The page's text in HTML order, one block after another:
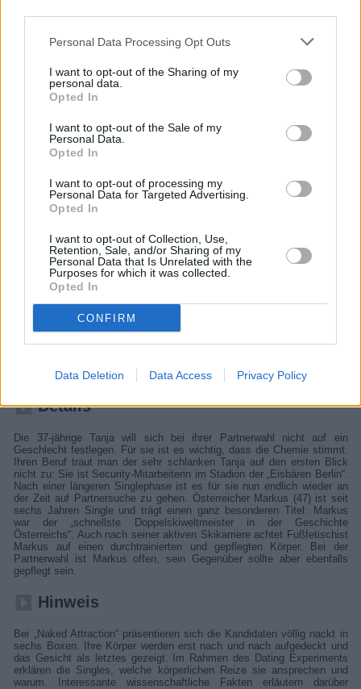
Personal Data Processing Opt Outs
I want to opt-out of the Sharing of my
personal data.
Opted In
I want to opt-out of the Sale of my
Personal Data.
Opted In
I want to opt-out of processing my
Personal Data for Targeted Advertising.
Opted In
I want to opt-out of Collection, Use,
Retention, Sale, and/or Sharing of my
Personal Data that Is Unrelated with the
Purposes for which it was collected.
Opted In
CONFIRM
Data Deletion Data Access Privacy Policy
Naked Attraction - Dating hautnah
Tanja und Markus (
Unterhaltung Dateshow
Übersicht
Suche nach der großen Liebe.
Details
Die 37-jährige Tanja will sich bei ihrer Partnerwahl nicht auf ein
Geschlecht festlegen. Für sie ist es wichtig, dass die Chemie stimmt.
Ihren Beruf traut man der sehr schlanken Tanja auf den ersten Blick
nicht zu: Sie ist Security-Mitarbeiterin im Stadion der „Eisbären Berlin“.
Nach einer längeren Singlephase ist es für sie nun endlich wieder an
der Zeit auf Partnersuche zu gehen. Österreicher Markus (47) ist seit
sechs Jahren Single und trägt einen ganz besonderen Titel: Markus
war der „schnellste Doppelskiweltmeister in der Geschichte
Österreichs“. Auch nach seiner aktiven Skikarriere achtet Fußfetischist
Markus auf einen durchtrainierten und gepflegten Körper. Bei der
Partnerwahl ist Markus offen, sein Gegenüber sollte aber ebenfalls
gepflegt sein.
Hinweis
Bei „Naked Attraction“ präsentieren sich die Kandidaten völlig nackt in
sechs Boxen. Ihre Körper werden erst nach und nach aufgedeckt und
das Gesicht als letztes gezeigt. Im Rahmen des Dating Experiments
erklären die Singles, welche körperlichen Reize sie ansprechen und
warum. Interessante wissenschaftliche Fakten erläutern darüber